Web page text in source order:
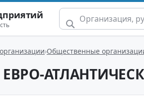
Общественные